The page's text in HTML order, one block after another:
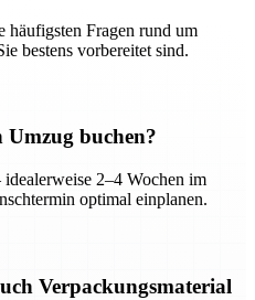
Fragen rund um
bestens vorbereitet sind.
Umzug buchen?
2–4 Wochen im
optimal einplanen.
Verpackungsmaterial